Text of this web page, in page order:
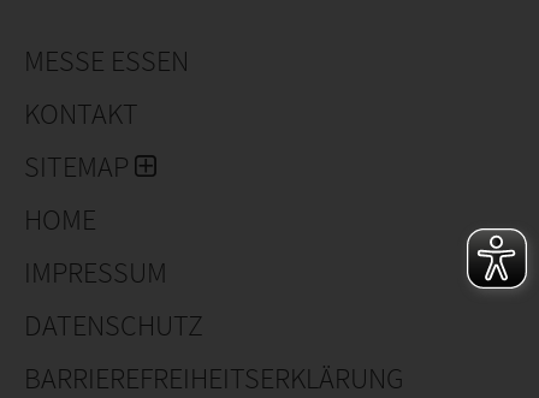
jetzt und für die Zukunft so gut wie möglich zu
optimieren wünscht, innovativ mitdenken.
Es ist nicht umsonst, dass wir sagen können:
We Think Logistics.
MESSE ESSEN
KONTAKT
SITEMAP
HOME
IMPRESSUM
DATENSCHUTZ
BARRIEREFREIHEITSERKLÄRUNG